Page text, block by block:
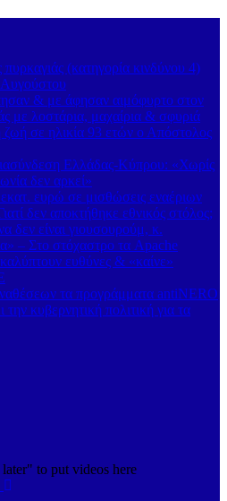
(κατηγορία κινδύνου 4)
& με άφησαν αιμόφυρτο στον
με λοστάρια, μαχαίρια & σφυριά
σε ηλικία 93 ετών ο Απόστολος
Ελλάδας-Κύπρου: «Χωρίς
δεν αρκεί»
ευρώ σε μισθώσεις εναέριων
δεν αποκτήθηκε εθνικός στόλος;
δεν είναι γιουσουρούμ, κ.
– Στο στόχαστρο τα Apache
ευθύνες & «καίνε»
τα προγράμματα antiNERO
κυβερνητική πολιτική για τα
to put videos here